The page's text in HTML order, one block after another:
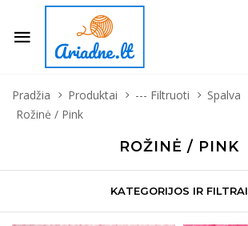
Pradžia Produktai --- Filtruoti Spalva
Rožinė / Pink
ROŽINĖ / PINK
KATEGORIJOS IR FILTRAI